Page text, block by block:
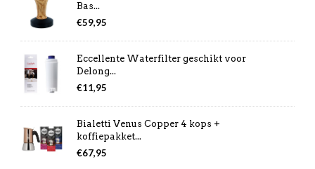
Bas...
€59,95
Eccellente Waterfilter geschikt voor
Delong...
€11,95
Bialetti Venus Copper 4 kops +
koffiepakket...
€67,95